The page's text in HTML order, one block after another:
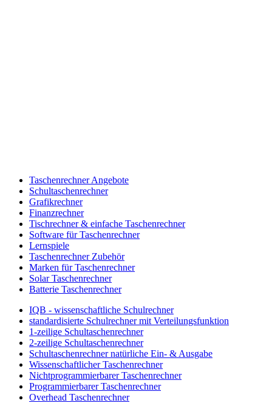
Taschenrechner Angebote
Schultaschenrechner
Grafikrechner
Finanzrechner
Tischrechner & einfache Taschenrechner
Software für Taschenrechner
Lernspiele
Taschenrechner Zubehör
Marken für Taschenrechner
Solar Taschenrechner
Batterie Taschenrechner
IQB - wissenschaftliche Schulrechner
standardisierte Schulrechner mit Verteilungsfunktion
1-zeilige Schultaschenrechner
2-zeilige Schultaschenrechner
Schultaschenrechner natürliche Ein- & Ausgabe
Wissenschaftlicher Taschenrechner
Nichtprogrammierbarer Taschenrechner
Programmierbarer Taschenrechner
Overhead Taschenrechner